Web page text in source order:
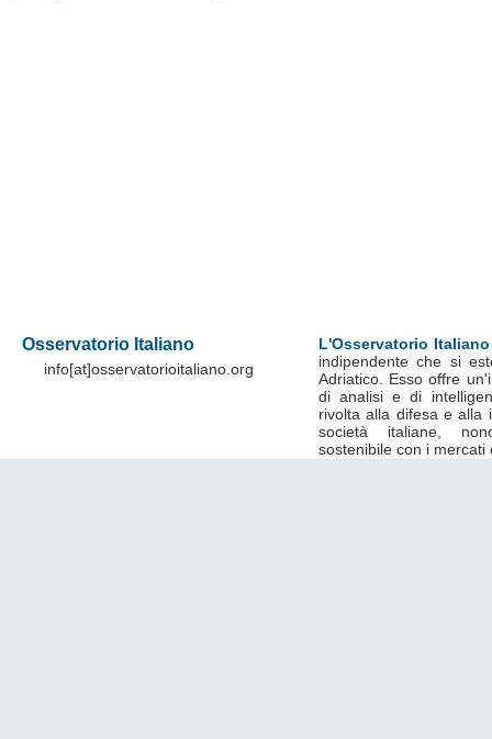
Osservatorio Italiano
info[at]osservatorioitaliano.org
L'Osservatorio Italiano
indipendente che si
Adriatico. Esso offre
di analisi e di
rivolta alla difesa e alla
società italiane,
sostenibile con i mercati